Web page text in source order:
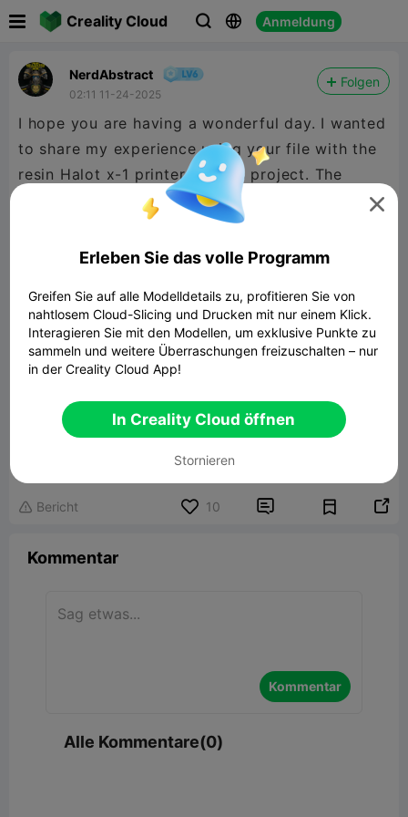
Creality Cloud   Anmeldung
NerdAbstract
02:11 11-24-2025
Folgen
I hope you are having a wonderful day. I wanted
to share my experience using your file with the
resin Halot x-1 printer for this project. The
medium auto-supports worked quite effectively.
It's always rewarding when a print comes out
successfully. Thank you for sharing your
 Bericht 10  
Kommentar
Kommentar
Alle Kommentare(0)

Erleben Sie das volle Programm
Greifen Sie auf alle Modelldetails zu, profitieren Sie von
nahtlosem Cloud-Slicing und Drucken mit nur einem Klick.
Interagieren Sie mit den Modellen, um exklusive Punkte zu
sammeln und weitere Überraschungen freizuschalten – nur
in der Creality Cloud App!
In Creality Cloud öffnen
Stornieren